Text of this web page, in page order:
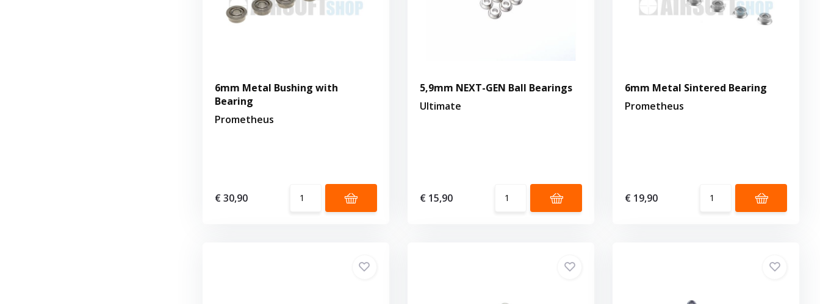
6mm Metal Bushing with
Bearing
Prometheus
€ 30,90
5,9mm NEXT-GEN Ball Bearings
Ultimate
€ 15,90
6mm Metal Sintered Bearing
Prometheus
€ 19,90